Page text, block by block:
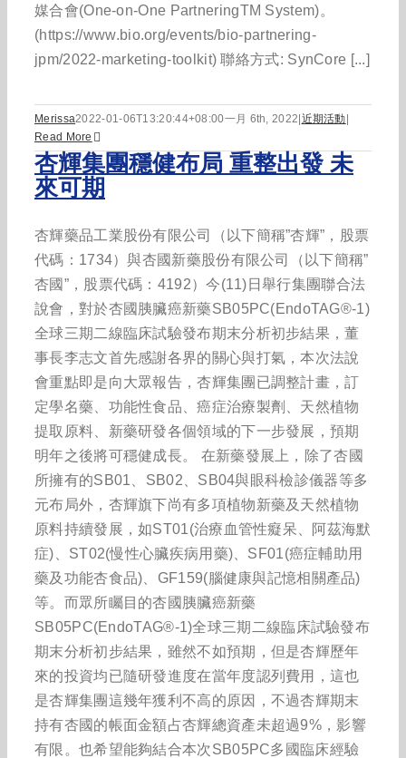
媒合會(One-on-One PartneringTM System)。
(https://www.bio.org/events/bio-partnering-
jpm/2022-marketing-toolkit) 聯絡方式: SynCore [...]
Merissa2022-01-06T13:20:44+08:00一月 6th, 2022 近期活動
Read More
杏輝集團穩健布局 重整出發 未
來可期
杏輝藥品工業股份有限公司（以下簡稱”杏輝”，股票
代碼：1734）與杏國新藥股份有限公司（以下簡稱”
杏國”，股票代碼：4192）今(11)日舉行集團聯合法
說會，對於杏國胰臟癌新藥SB05PC(EndoTAG®-1)
全球三期二線臨床試驗發布期末分析初步結果，董
事長李志文首先感謝各界的關心與打氣，本次法說
會重點即是向大眾報告，杏輝集團已調整計畫，訂
定學名藥、功能性食品、癌症治療製劑、天然植物
提取原料、新藥研發各個領域的下一步發展，預期
明年之後將可穩健成長。 在新藥發展上，除了杏國
所擁有的SB01、SB02、SB04與眼科檢診儀器等多
元布局外，杏輝旗下尚有多項植物新藥及天然植物
原料持續發展，如ST01(治療血管性癡呆、阿茲海默
症)、ST02(慢性心臟疾病用藥)、SF01(癌症輔助用
藥及功能杏食品)、GF159(腦健康與記憶相關產品)
等。而眾所矚目的杏國胰臟癌新藥
SB05PC(EndoTAG®-1)全球三期二線臨床試驗發布
期末分析初步結果，雖然不如預期，但是杏輝歷年
來的投資均已隨研發進度在當年度認列費用，這也
是杏輝集團這幾年獲利不高的原因，不過杏輝期末
持有杏國的帳面金額占杏輝總資產未超過9%，影響
有限。也希望能夠結合本次SB05PC多國臨床經驗